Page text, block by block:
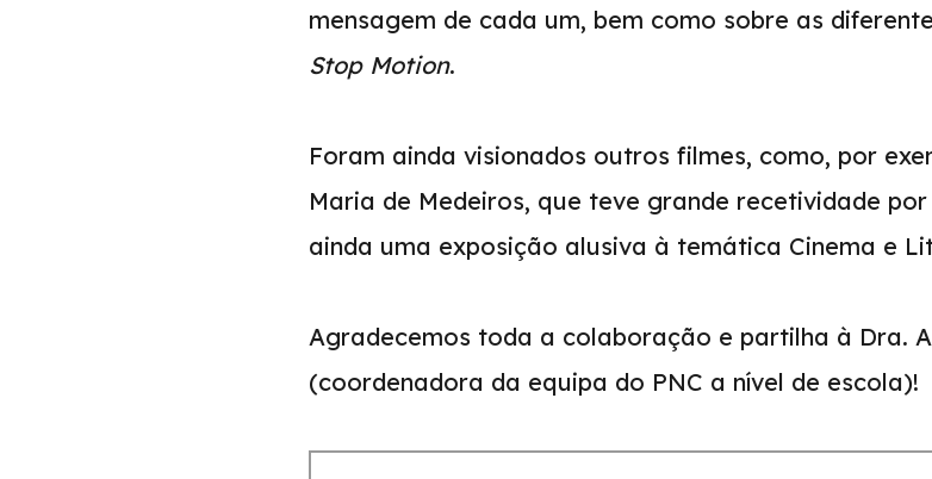
mensagem de cada um, bem como sobre as
Stop Motion.
Foram ainda visionados outros filmes, como, por
Maria de Medeiros, que teve grande recetividade
ainda uma exposição alusiva à temática Cinema e
Agradecemos toda a colaboração e partilha à Dra.
(coordenadora da equipa do PNC a nível de escola)!